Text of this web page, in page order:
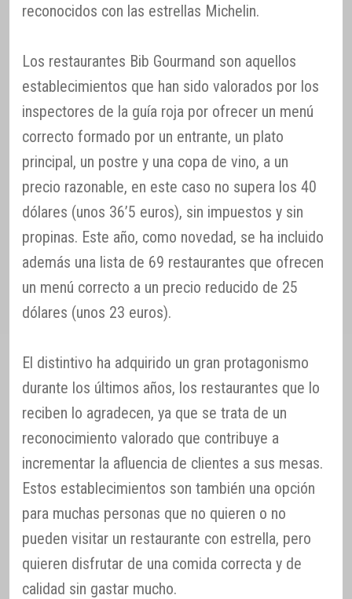
reconocidos con las estrellas Michelin.
Los restaurantes Bib Gourmand son aquellos
establecimientos que han sido valorados por los
inspectores de la guía roja por ofrecer un menú
correcto formado por un entrante, un plato
principal, un postre y una copa de vino, a un
precio razonable, en este caso no supera los 40
dólares (unos 36’5 euros), sin impuestos y sin
propinas. Este año, como novedad, se ha incluido
además una lista de 69 restaurantes que ofrecen
un menú correcto a un precio reducido de 25
dólares (unos 23 euros).
El distintivo ha adquirido un gran protagonismo
durante los últimos años, los restaurantes que lo
reciben lo agradecen, ya que se trata de un
reconocimiento valorado que contribuye a
incrementar la afluencia de clientes a sus mesas.
Estos establecimientos son también una opción
para muchas personas que no quieren o no
pueden visitar un restaurante con estrella, pero
quieren disfrutar de una comida correcta y de
calidad sin gastar mucho.